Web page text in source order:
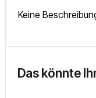
Keine
Das könnte